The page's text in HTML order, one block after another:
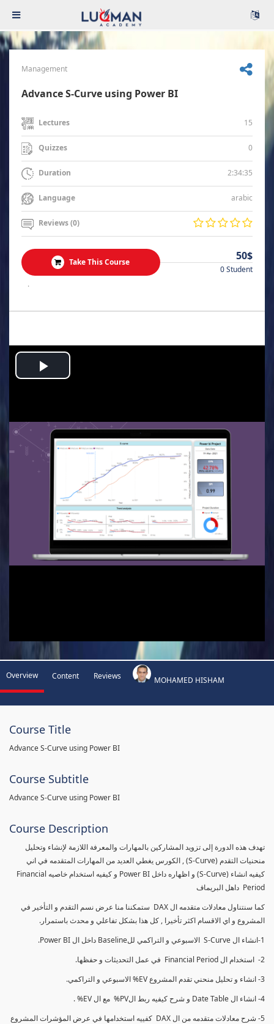
Management
Advance S-Curve using Power BI
Lectures 15
Quizzes 0
Duration 2:34:35
Language arabic
Reviews (0)
Take This Course 50$
0 Student
.
Play
Overview Content Reviews MOHAMED HISHAM
Course Title
Advance S-Curve using Power BI
Course Subtitle
Advance S-Curve using Power BI
Course Description
تهدف هذه الدورة إلى تزويد المشاركين بالمهارات والمعرفة اللازمة لإنشاء وتحليل
منحنيات التقدم (S-Curve) , الكورس يغطي العديد من المهارات المتقدمه في اني
كيفيه انشاء (S-Curve) و اظهاره داخل Power BI و كيفيه استخدام خاصيه Financial
Period داهل البريماف
كما سنتناول معادلات متقدمه ال DAX ستمكننا منا عرض نسم التقدم و التأخير في
المشروع و اي الاقسام اكثر تأخيرا , كل هذا بشكل تفاعلي و محدث باستمرار.
1-انشاء ال S-Curve الاسبوعي و التراكمي للBaseline داخل ال Power BI.
2- استخدام ال Financial Period في عمل التحديثات و حفظها.
3- انشاء و تحليل منحني تقدم المشروع EV% الاسبوعي و التراكمي.
4- انشاء ال Date Table و شرح كيفيه ربط الPV% مع ال EV% .
5- شرح معادلات متقدمه من ال DAX كفييه استخدامها في عرض المؤشرات المشروع